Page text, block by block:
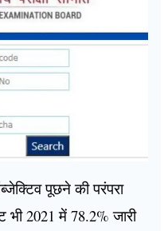
पूछने की परंपरा
2021 में 78.2% जारी